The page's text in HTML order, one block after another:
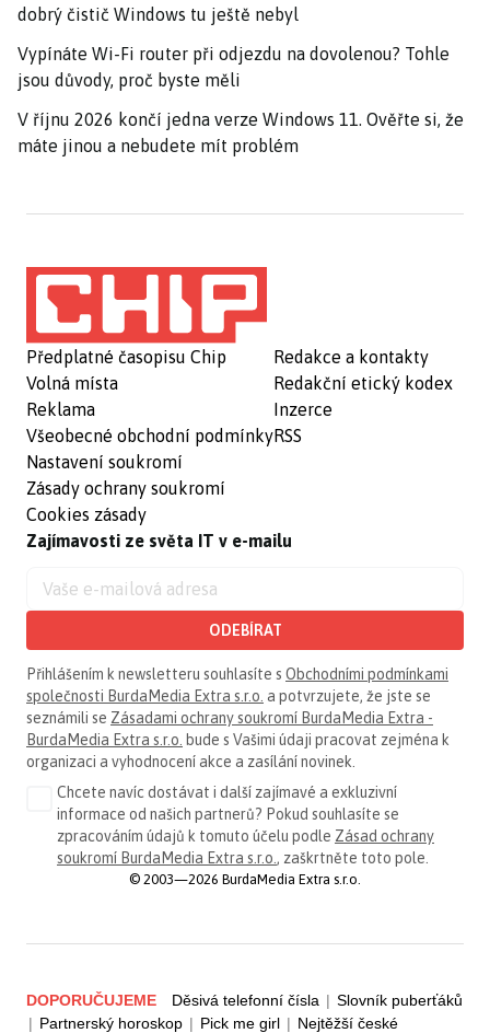
dobrý čistič Windows tu ještě nebyl
Vypínáte Wi-Fi router při odjezdu na dovolenou? Tohle
jsou důvody, proč byste měli
V říjnu 2026 končí jedna verze Windows 11. Ověřte si, že
máte jinou a nebudete mít problém
Předplatné časopisu Chip
Volná místa
Reklama
Všeobecné obchodní podmínky
Nastavení soukromí
Zásady ochrany soukromí
Cookies zásady
Redakce a kontakty
Redakční etický kodex
Inzerce
RSS
Zajímavosti ze světa IT v e-mailu
ODEBÍRAT
Přihlášením k newsletteru souhlasíte s Obchodními podmínkami
společnosti BurdaMedia Extra s.r.o. a potvrzujete, že jste se
seznámili se Zásadami ochrany soukromí BurdaMedia Extra -
BurdaMedia Extra s.r.o. bude s Vašimi údaji pracovat zejména k
organizaci a vyhodnocení akce a zasílání novinek.
Chcete navíc dostávat i další zajímavé a exkluzivní
informace od našich partnerů? Pokud souhlasíte se
zpracováním údajů k tomuto účelu podle Zásad ochrany
soukromí BurdaMedia Extra s.r.o., zaškrtněte toto pole.
© 2003—2026 BurdaMedia Extra s.r.o.
DOPORUČUJEME Děsivá telefonní čísla | Slovník puberťáků
| Partnerský horoskop | Pick me girl | Nejtěžší české